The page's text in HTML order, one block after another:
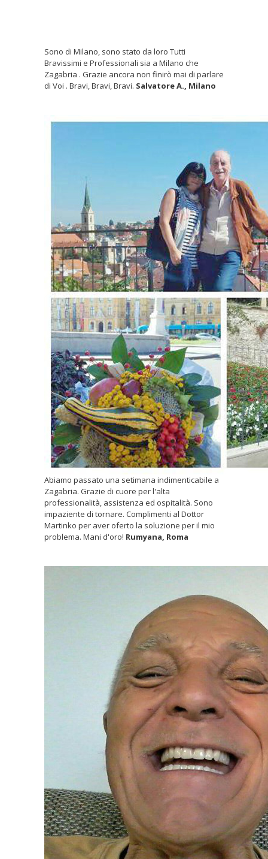
Sono di Milano, sono stato da loro Tutti
Bravissimi e Professionali sia a Milano che
Zagabria . Grazie ancora non finirò mai di parlare
di Voi . Bravi, Bravi, Bravi. Salvatore A., Milano
Abiamo passato una setimana indimenticabile a
Zagabria. Grazie di cuore per l'alta
professionalità, assistenza ed ospitalità. Sono
impaziente di tornare. Complimenti al Dottor
Martinko per aver oferto la soluzione per il mio
problema. Mani d'oro! Rumyana, Roma